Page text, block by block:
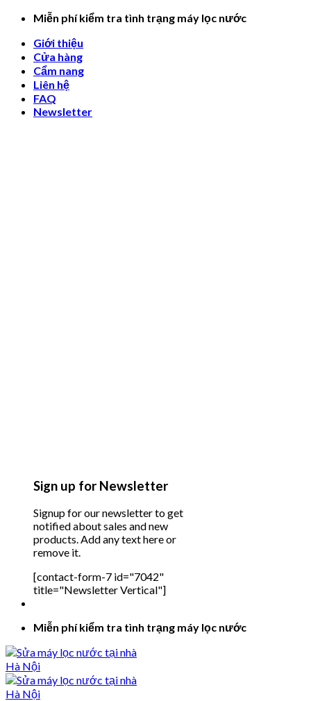
Skip
content
Miễn phí kiểm tra tình trạng máy lọc nước
Giới thiệu
Cửa hàng
Cẩm nang
Liên hệ
FAQ
Newsletter
Sign up for Newsletter
Signup for our newsletter to get
notified about sales and new
products. Add any text here or
remove it.
[contact-form-7 id="7042"
title="Newsletter Vertical"]
Miễn phí kiểm tra tình trạng máy lọc nước